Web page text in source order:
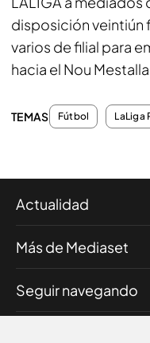
disposición veintiún
varios de filial para
hacia el Nou
TEMAS Fútbol LaLiga
Actualidad
Más de Mediaset
Seguir navegando